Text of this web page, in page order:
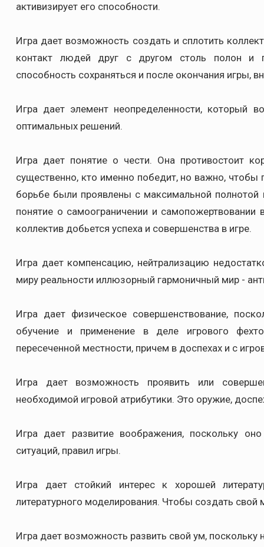
активизирует его способности.
Игра дает возможность создать и сплотить
контакт людей друг с другом столь полон и
способность сохраняться и после окончания игры,
Игра дает элемент неопределенности, который
оптимальных решений.
Игра дает понятие о чести. Она противостоит
существенно, кто именно победит, но важно,
борьбе были проявлены с максимальной полнотой
понятие о самоограничении и самопожертвовании
коллектив добьется успеха и совершенства в игре.
Игра дает компенсацию, нейтрализацию
миру реальности иллюзорный гармоничный мир -
Игра дает физическое совершенствование,
обучение и применение в деле игрового
пересеченной местности, причем в доспехах и с
Игра дает возможность проявить или
необходимой игровой атрибутики. Это оружие,
Игра дает развитие воображения, поскольку
ситуаций, правил игры.
Игра дает стойкий интерес к хорошей
литературного моделирования. Чтобы создать свой
Игра дает возможность развить свой ум, поскольку